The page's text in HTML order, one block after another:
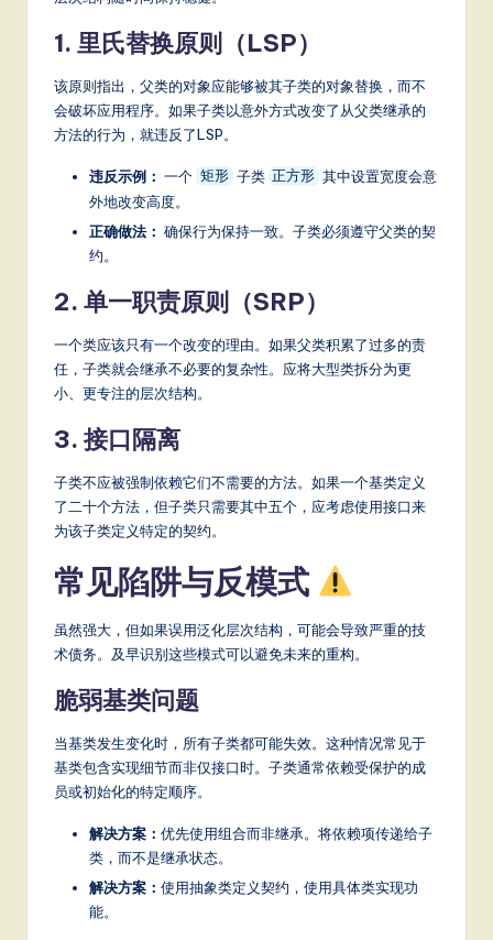
1. 里氏替换原则（LSP）
该原则指出，父类的对象应能够被其子类的对象替换，而不
会破坏应用程序。如果子类以意外方式改变了从父类继承的
方法的行为，就违反了LSP。
违反示例： 一个 矩形 子类 正方形 其中设置宽度会意
外地改变高度。
正确做法： 确保行为保持一致。子类必须遵守父类的契
约。
2. 单一职责原则（SRP）
一个类应该只有一个改变的理由。如果父类积累了过多的责
任，子类就会继承不必要的复杂性。应将大型类拆分为更
小、更专注的层次结构。
3. 接口隔离
子类不应被强制依赖它们不需要的方法。如果一个基类定义
了二十个方法，但子类只需要其中五个，应考虑使用接口来
为该子类定义特定的契约。
常见陷阱与反模式
虽然强大，但如果误用泛化层次结构，可能会导致严重的技
术债务。及早识别这些模式可以避免未来的重构。
脆弱基类问题
当基类发生变化时，所有子类都可能失效。这种情况常见于
基类包含实现细节而非仅接口时。子类通常依赖受保护的成
员或初始化的特定顺序。
解决方案： 优先使用组合而非继承。将依赖项传递给子
类，而不是继承状态。
解决方案： 使用抽象类定义契约，使用具体类实现功
能。